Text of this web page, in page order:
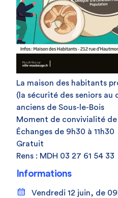
La maison des habitants
(la sécurité des seniors
anciens de Sous-le-Bois
Moment de convivialité de
Échanges de 9h30 à 11h30
Gratuit
Rens : MDH 03 27 61 54 33
Informations
Vendredi 12 juin, de